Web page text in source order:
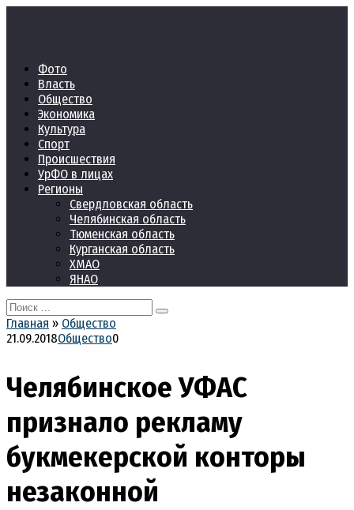
Фото
Власть
Общество
Экономика
Культура
Спорт
Происшествия
УрФО в лицах
Регионы
Свердловская область
Челябинская область
Тюменская область
Курганская область
ХМАО
ЯНАО
Search
for:
Главная » Общество
21.09.2018Общество0
Челябинское УФАС
признало рекламу
букмекерской конторы
незаконной